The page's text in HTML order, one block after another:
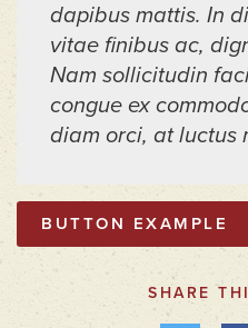
dapibus mattis. In
vitae finibus ac,
Nam sollicitudin
congue ex
diam orci, at luctus
BUTTON EXAMPLE
SHARE